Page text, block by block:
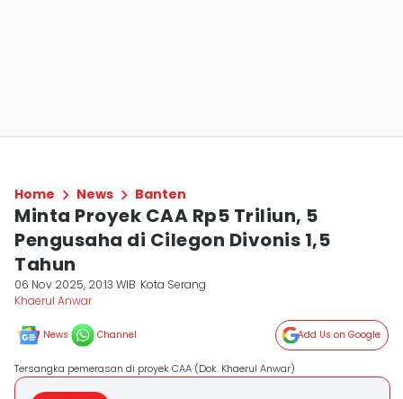
Home News Banten
Minta Proyek CAA Rp5 Triliun, 5
Pengusaha di Cilegon Divonis 1,5
Tahun
06 Nov 2025, 20:13 WIB Kota Serang
Khaerul Anwar
News Channel Add Us on Google
Tersangka pemerasan di proyek CAA (Dok. Khaerul Anwar)